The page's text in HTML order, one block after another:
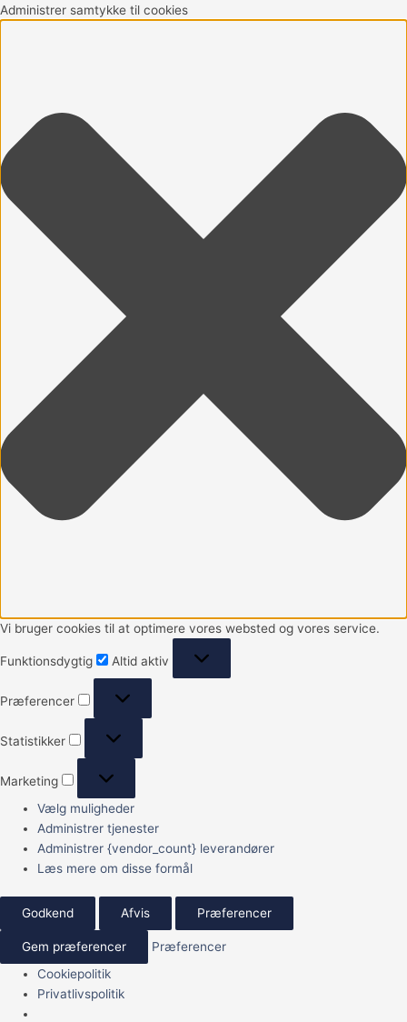
Administrer samtykke til cookies
Vi bruger cookies til at optimere vores websted og vores service.
Funktionsdygtig
Funktionsdygtig
Altid aktiv
Præferencer
Præferencer
Statistikker
Statistikker
Marketing
Marketing
Vælg muligheder
Administrer tjenester
Administrer {vendor_count} leverandører
Læs mere om disse formål
Godkend Afvis Præferencer
Gem præferencer
Præferencer
Cookiepolitik
Privatlivspolitik
Gå